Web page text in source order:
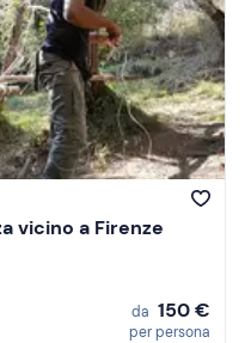
vicino a Firenze
da 150 €
per persona